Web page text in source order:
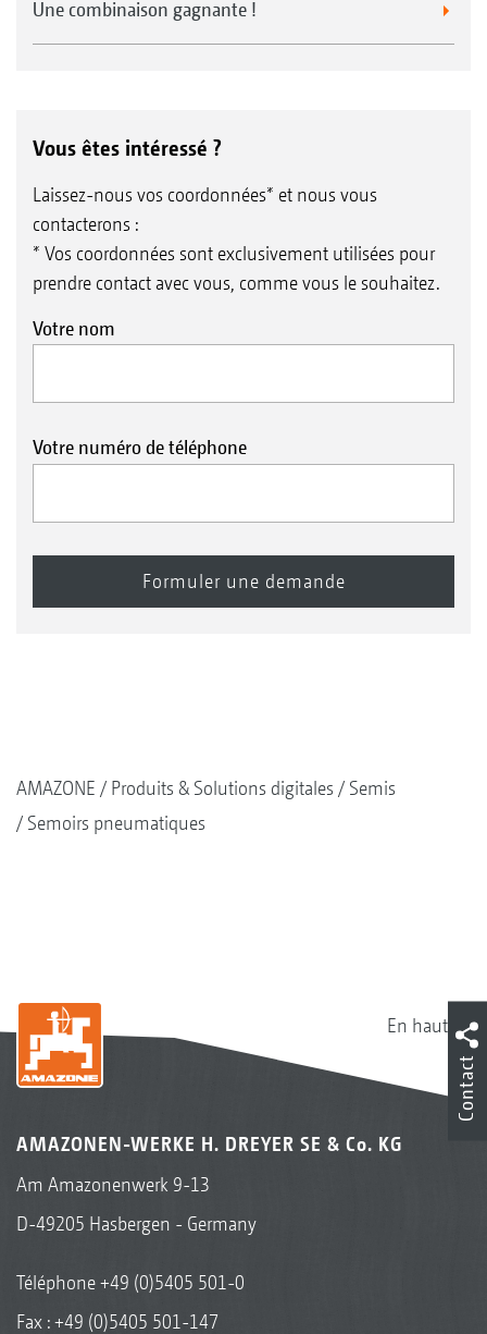
Une combinaison gagnante !
Vous êtes intéressé ?
Laissez-nous vos coordonnées* et nous vous
contacterons :
* Vos coordonnées sont exclusivement utilisées pour
prendre contact avec vous, comme vous le souhaitez.
Votre nom
Votre numéro de téléphone
AMAZONE Produits & Solutions digitales
Semis
Semoirs pneumatiques
En haut
AMAZONEN-WERKE H. DREYER SE & Co. KG
Am Amazonenwerk 9-13
D-49205 Hasbergen - Germany
Téléphone+49 (0)5405 501-0
Fax : +49 (0)5405 501-147
Contact